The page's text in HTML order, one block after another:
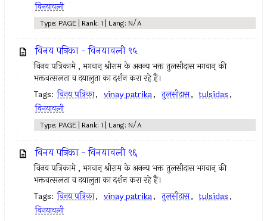
विनयावली
Type: PAGE | Rank: 1 | Lang: N/A
विनय पत्रिका - विनयावली ९५
विनय पत्रिकामे , भगवान् श्रीराम के अनन्य भक्त तुलसीदास भगवान् की
भक्तवत्सलता व दयालुता का दर्शन करा रहे हैं।
Tags: विनय पत्रिका, vinay patrika, तुलसीदास, tulsidas,
विनयावली
Type: PAGE | Rank: 1 | Lang: N/A
विनय पत्रिका - विनयावली ९६
विनय पत्रिकामे , भगवान् श्रीराम के अनन्य भक्त तुलसीदास भगवान् की
भक्तवत्सलता व दयालुता का दर्शन करा रहे हैं।
Tags: विनय पत्रिका, vinay patrika, तुलसीदास, tulsidas,
विनयावली